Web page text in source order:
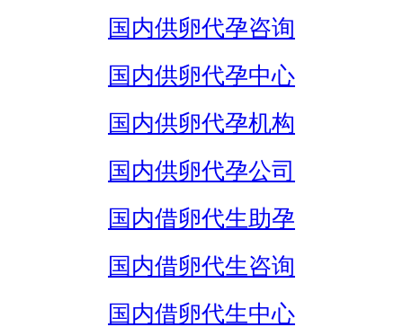
国内供卵代孕咨询
国内供卵代孕中心
国内供卵代孕机构
国内供卵代孕公司
国内借卵代生助孕
国内借卵代生咨询
国内借卵代生中心